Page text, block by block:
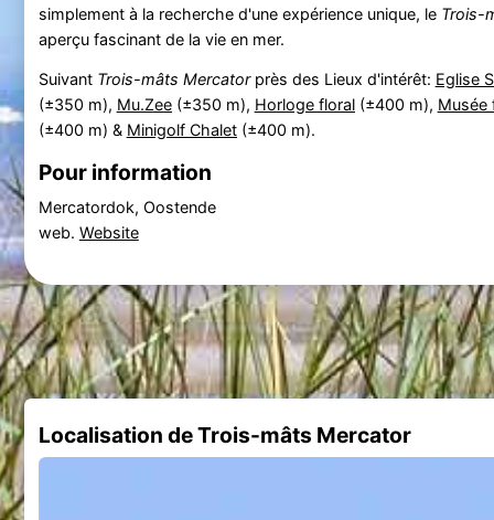
simplement à la recherche d'une expérience unique, le Trois-
aperçu fascinant de la vie en mer.
Suivant Trois-mâts Mercatorprès des Lieux d'intérêt: Eglise
(±350 m), Mu.Zee(±350 m), Horloge floral(±400 m), Musée
(±400 m) & Minigolf Chalet(±400 m).
Pour information
Mercatordok, Oostende
web. Website
Localisation de Trois-mâts Mercator